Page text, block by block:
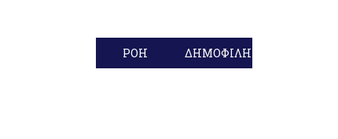
ΡΟΗ ΔΗΜΟΦΙΛΗ